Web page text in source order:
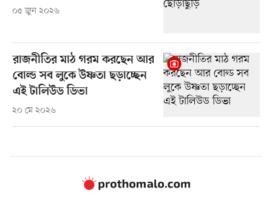
০৫ জুন ২০২৬
রাজনীতির মাঠ গরম করছেন আর
বোল্ড সব লুকে উষ্ণতা ছড়াচ্ছেন
এই টালিউড ডিভা
২০ মে ২০২৬